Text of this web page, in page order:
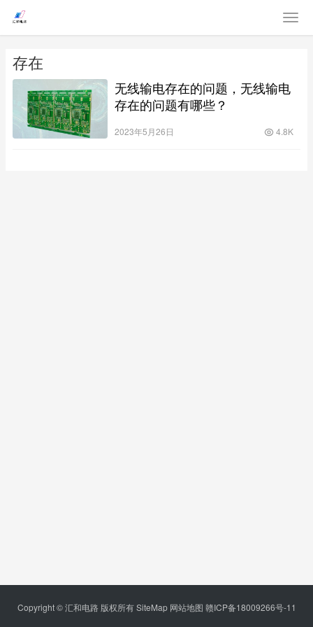
存在
无线输电存在的问题，无线输电
存在的问题有哪些？
2023年5月26日 4.8K
Copyright © 汇和电路 版权所有SiteMap 网站地图 赣ICP备18009266号-11